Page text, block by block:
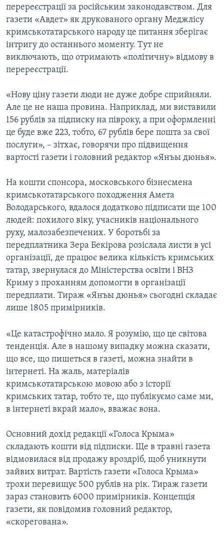
перереєстрації за російським законодавством. Для
газети «Авдет» як друкованого органу Меджлісу
кримськотатарського народу це питання зберігає
інтригу до останнього моменту. Тут не
виключають, що отримають «політичну» відмову в
перереєстрації.
«Нову ціну газети люди не дуже добре сприйняли.
Але це не наша провина. Наприклад, ми виставили
156 рублів за підписку на півроку, а при оформленні
це буде вже 223, тобто, 67 рублів бере пошта за свої
послуги», – зітхає, говорячи про підвищення
вартості газети і головний редактор «Янъы дюнья».
На кошти спонсора, московського бізнесмена
кримськотатарського походження Амета
Володарського, вдалося додатково підписати ще 100
людей: похилого віку, учасників національного
руху, малозабезпечених. У боротьбі за
передплатника Зера Бекірова розіслала листи в усі
організації, де працює велика кількість кримських
татар, звернулася до Міністерства освіти і ВНЗ
Криму з проханням допомогти в організації
передплати. Тираж «Янъы дюнья» сьогодні складає
лише 1805 примірників.
«Це катастрофічно мало. Я розумію, що це світова
тенденція. Але в нашому випадку можна сказати,
що все, що пишеться в газеті, можна знайти в
інтернеті. На жаль, матеріалів
кримськотатарською мовою або з історії
кримських татар, тобто те, що публікуємо саме ми,
в інтернеті вкрай мало», вважає вона.
Основний дохід редакції «Голоса Крыма»
складають кошти від підписки. Ще в травні газета
відмовилася від продажу вроздріб, щоб уникнути
зайвих витрат. Вартість газети «Голоса Крыма»
трохи перевищує 500 рублів на рік. Тираж газети
зараз становить 6000 примірників. Концепція
газети, як повідомив головний редактор,
«скорегована».